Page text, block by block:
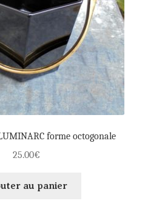
forme octogonale
25.00€
au panier